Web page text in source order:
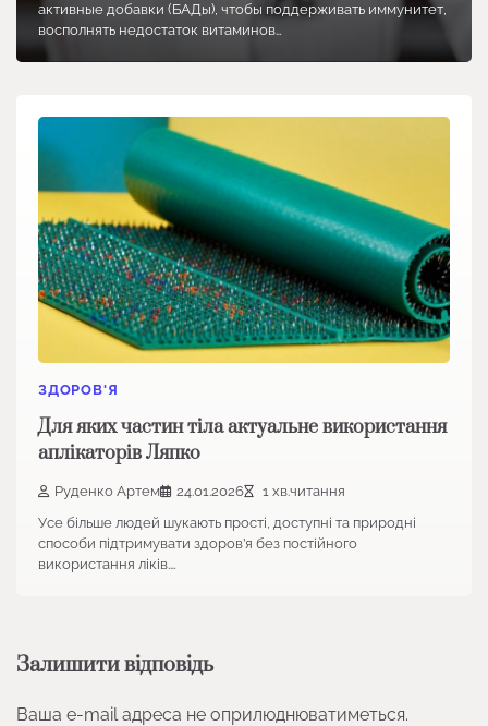
активные добавки (БАДы), чтобы поддерживать иммунитет,
восполнять недостаток витаминов…
ЗДОРОВ'Я
Для яких частин тіла актуальне використання
аплікаторів Ляпко
Руденко Артем 24.01.2026
1 хв.читання
Усе більше людей шукають прості, доступні та природні
способи підтримувати здоров’я без постійного
використання ліків.…
Залишити відповідь
Ваша e-mail адреса не оприлюднюватиметься.